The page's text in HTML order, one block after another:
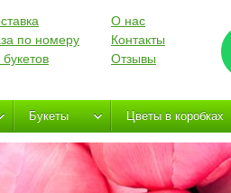
по номеру
букетов
О нас
Контакты
Отзывы
Букеты Цветы в коробках